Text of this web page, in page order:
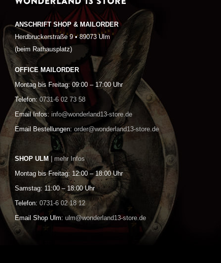
ANSCHRIFT SHOP & MAILORDER
Herdbruckerstraße 9 • 89073 Ulm
(beim Rathausplatz)
OFFICE MAILORDER
Montag bis Freitag: 09:00 – 17:00 Uhr
Telefon: 0731-6 02 73 58
Email Infos: info@wonderland13-store.de
Email Bestellungen: order@wonderland13-store.de
SHOP ULM | mehr Infos
Montag bis Freitag: 12:00 – 18:00 Uhr
Samstag: 11:00 – 18:00 Uhr
Telefon: 0731-6 02 18 12
Email Shop Ulm: ulm@wonderland13-store.de